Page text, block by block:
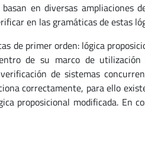
en diversas ampliaciones
en las gramáticas de estas
de primer orden: lógica
de su marco de
de sistemas
correctamente, para ello
proposicional modificada. En